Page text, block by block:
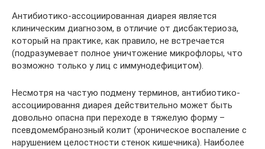
Антибиотико-ассоциированная диарея является
клиническим диагнозом, в отличие от дисбактериоза,
который на практике, как правило, не встречается
(подразумевает полное уничтожение микрофлоры, что
возможно только у лиц с иммунодефицитом).
Несмотря на частую подмену терминов, антибиотико-
ассоциировання диарея действительно может быть
довольно опасна при переходе в тяжелую форму –
псевдомембранозный колит (хроническое воспаление с
нарушением целостности стенок кишечника). Наиболее